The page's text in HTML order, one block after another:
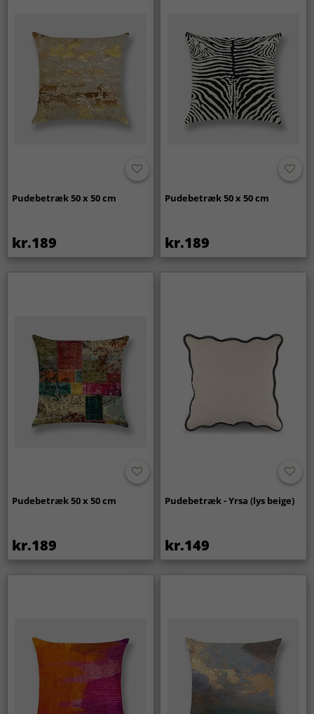
Pudebetræk 50 x 50 cm
kr.189
Pudebetræk 50 x 50 cm
kr.189
Pudebetræk 50 x 50 cm
kr.189
Pudebetræk - Yrsa (lys beige)
kr.149